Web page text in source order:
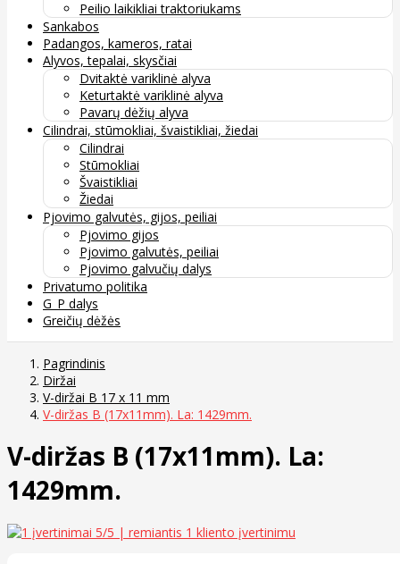
Peilio laikikliai traktoriukams
Sankabos
Padangos, kameros, ratai
Alyvos, tepalai, skysčiai
Dvitaktė variklinė alyva
Keturtaktė variklinė alyva
Pavarų dėžių alyva
Cilindrai, stūmokliai, švaistikliai, žiedai
Cilindrai
Stūmokliai
Švaistikliai
Žiedai
Pjovimo galvutės, gijos, peiliai
Pjovimo gijos
Pjovimo galvutės, peiliai
Pjovimo galvučių dalys
Privatumo politika
G_P dalys
Greičių dėžės
Pagrindinis
Diržai
V-diržai B 17 x 11 mm
V-diržas B (17x11mm). La: 1429mm.
V-diržas B (17x11mm). La:
1429mm.
5/5 | remiantis 1 kliento įvertinimu